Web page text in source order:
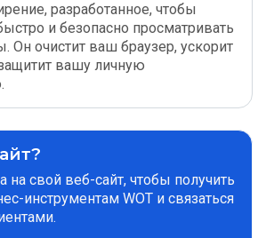
разработанное, чтобы
и безопасно просматривать
Он очистит ваш браузер, ускорит
вашу личную
на свой веб-сайт, чтобы получить
инструментам WOT и связаться